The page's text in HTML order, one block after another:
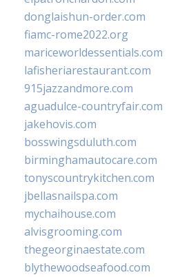
donglaishun-order.com
fiamc-rome2022.org
mariceworldessentials.com
lafisheriarestaurant.com
915jazzandmore.com
aguadulce-countryfair.com
jakehovis.com
bosswingsduluth.com
birminghamautocare.com
tonyscountrykitchen.com
jbellasnailspa.com
mychaihouse.com
alvisgrooming.com
thegeorginaestate.com
blythewoodseafood.com